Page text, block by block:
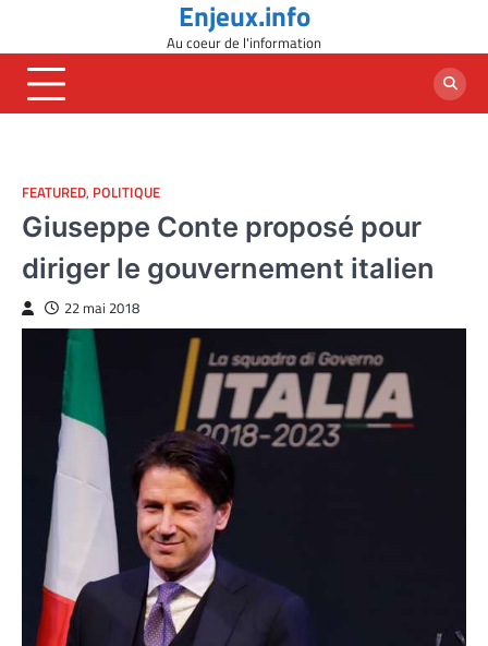
content
Enjeux.info
Au coeur de l'information
FEATURED, POLITIQUE
Giuseppe Conte proposé pour
diriger le gouvernement italien
22 mai 2018